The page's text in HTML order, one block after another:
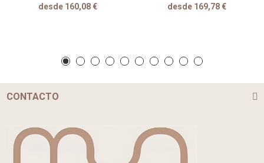
desde 160,08 €
desde 169,78 €
CONTACTO